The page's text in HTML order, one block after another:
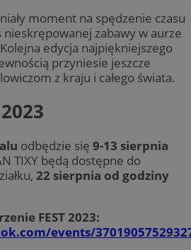
moment na spędzenie czasu
nieskrępowanej zabawy w aurze
edycja najpiękniejszego
przyniesie jeszcze
z kraju i całego świata.
odbędzie się 9-13 sierpnia
TIXY będą dostępne do
22 sierpnia od godziny
FEST 2023:
events/